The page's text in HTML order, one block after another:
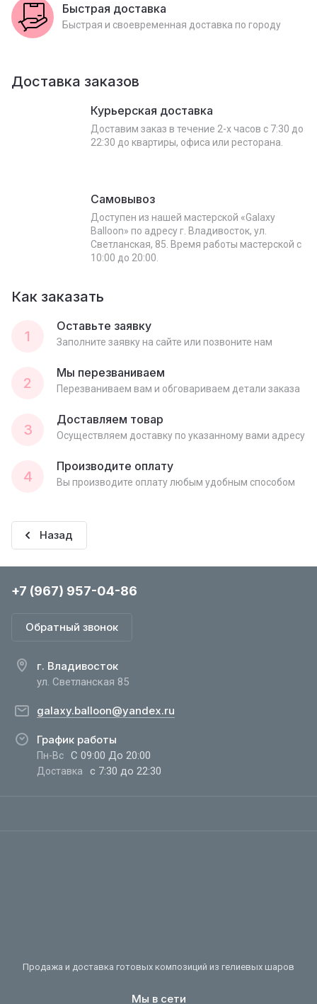
Быстрая доставка
Быстрая и своевременная доставка по городу
Доставка заказов
Курьерская доставка
Доставим заказ в течение 2-х часов с 7:30 до
22:30 до квартиры, офиса или ресторана.
Самовывоз
Доступен из нашей мастерской «Galaxy
Balloon» по адресу г. Владивосток, ул.
Светланская, 85. Время работы мастерской с
10:00 до 20:00.
Как заказать
1
Оставьте заявку
Заполните заявку на сайте или позвоните нам
2
Мы перезваниваем
Перезваниваем вам и обговариваем детали заказа
3
Доставляем товар
Осуществляем доставку по указанному вами адресу
4
Производите оплату
Вы производите оплату любым удобным способом
Назад
+7 (967) 957-04-86
Обратный звонок
г. Владивосток
ул. Светланская 85
galaxy.balloon@yandex.ru
График работы
Пн-Вс С 09:00 До 20:00
Доставка с 7:30 до 22:30
Продажа и доставка готовых композиций из гелиевых шаров
Мы в сети